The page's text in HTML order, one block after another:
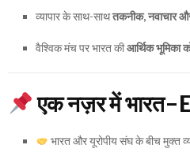
व्यापार के साथ-साथतकनीक, नवाचार
वैश्विक मंच पर भारत कीआर्थिक भूमिका
एक नज़र में भारत-
भारत और यूरोपीय संघ के बीच मुक्त